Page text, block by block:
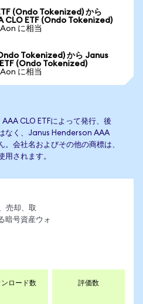
(Ondo Tokenized) から
CLO ETF (Ondo Tokenized)
に相当
Tokenized) から Janus
(Ondo Tokenized)
に相当
CLO ETFによって発行、後
なく、Janus Henderson AAA
。会社名およびその他の商標は、
用されます。
売却、取
暗号資産ウォ
ンロード数 評価数